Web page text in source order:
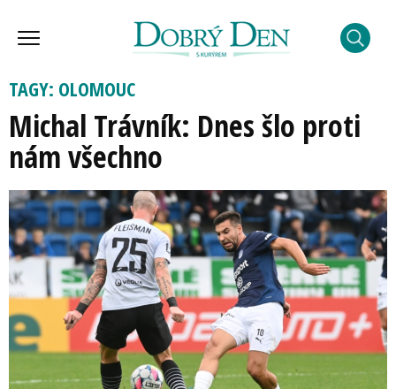
TAGY: OLOMOUC
Michal Trávník: Dnes šlo proti
nám všechno